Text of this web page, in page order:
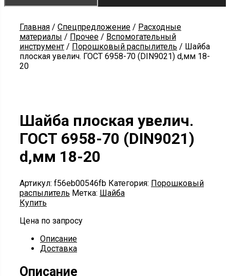
Главная / Спецпредложение / Расходные
материалы / Прочее / Вспомогательный
инструмент / Порошковый распылитель / Шайба
плоская увелич. ГОСТ 6958-70 (DIN9021) d,мм 18-
20
Шайба плоская увелич.
ГОСТ 6958-70 (DIN9021)
d,мм 18-20
Артикул: f56eb00546fb Категория: Порошковый
распылитель Метка: Шайба
Купить
Цена по запросу
Описание
Доставка
Описание